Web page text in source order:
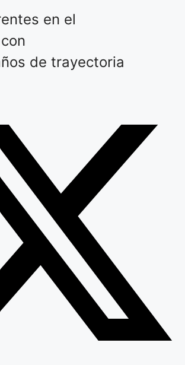
en el
de trayectoria